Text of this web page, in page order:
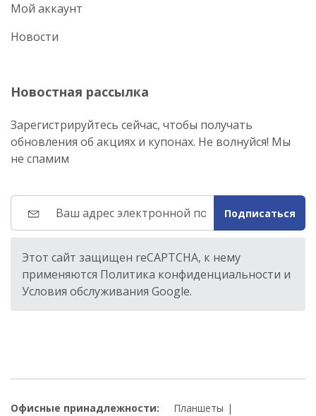
Мой аккаунт
Новости
Новостная рассылка
Зарегистрируйтесь сейчас, чтобы получать
обновления об акциях и купонах. Не волнуйся! Мы
не спамим
Подписаться
Этот сайт защищен reCAPTCHA, к нему
применяются Политика конфиденциальности и
Условия обслуживания Google.
Офисные принадлежности:
Планшеты